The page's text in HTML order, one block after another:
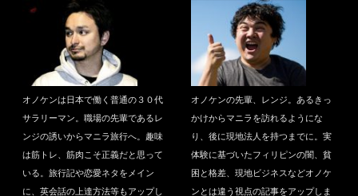
オノケンは日本で働く普通の３０代
サラリーマン。職場の先輩であるレ
ンジの誘いからマニラ旅行へ。趣味
は筋トレ、筋肉こそ正義だと思って
いる。旅行記や恋愛ネタをメイン
に、英会話の上達方法等もアップし
オノケンの先輩、レンジ。あるきっ
かけからマニラを訪れるようにな
り、後に現地法人を持つまでに。実
体験に基づいたフィリピンの闇、貧
困と格差、現地ビジネスなどオノケ
ンとは違う視点の記事をアップしま